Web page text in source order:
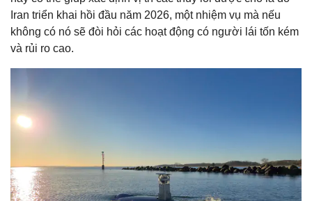
Iran triển khai hồi đầu năm 2026, một nhiệm vụ mà nếu
không có nó sẽ đòi hỏi các hoạt động có người lái tốn kém
và rủi ro cao.